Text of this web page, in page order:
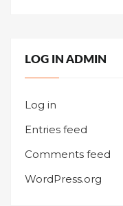
LOG IN ADMIN
Log in
Entries feed
Comments feed
WordPress.org